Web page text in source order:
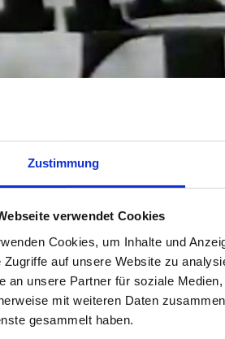
Zustimmung
verwendet Cookies
Cookies, um Inhalte und
Zugriffe auf unsere Website zu
an unsere Partner für soziale
mit weiteren Daten
gesammelt haben.